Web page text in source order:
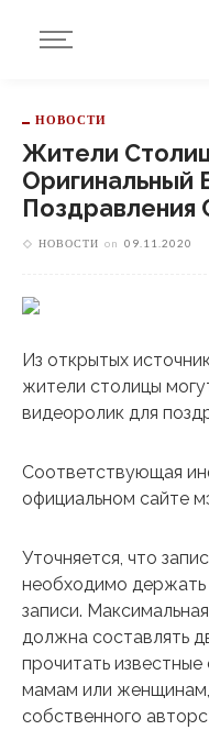
НОВОСТИ
Жители
Оригинальный
НОВОСТИ on 09.11.2020
Из открытых
жители столицы
видеоролик для
Соответствующая
официальном сайте
Уточняется, что
необходимо держать
записи.
должна составлять
прочитать
мамам или
собственного